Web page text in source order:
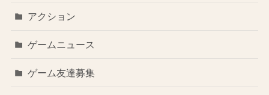
アクション
ゲームニュース
ゲーム友達募集